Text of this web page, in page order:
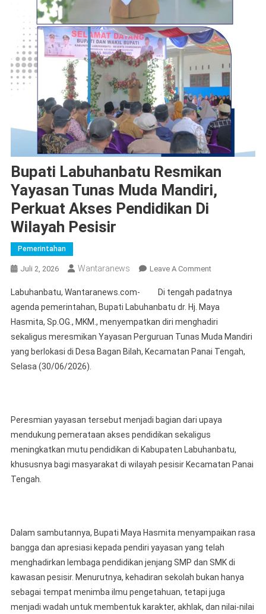
Bupati Labuhanbatu Resmikan
Yayasan Tunas Muda Mandiri,
Perkuat Akses Pendidikan Di
Wilayah Pesisir
Pemerintahan
Juli 2, 2026 Wantaranews Leave A CommentOn
Labuhanbatu
Resmikan
Yayasan
Tunas
Muda
Di
Pesisir
Labuhanbatu, Wantaranews.com- Di tengah padatnya
agenda pemerintahan, Bupati Labuhanbatu dr. Hj. Maya
Hasmita, Sp.OG., MKM., menyempatkan diri menghadiri
sekaligus meresmikan Yayasan Perguruan Tunas Muda Mandiri
yang berlokasi di Desa Bagan Bilah, Kecamatan Panai Tengah,
Selasa (30/06/2026).
Peresmian yayasan tersebut menjadi bagian dari upaya
mendukung pemerataan akses pendidikan sekaligus
meningkatkan mutu pendidikan di Kabupaten Labuhanbatu,
khususnya bagi masyarakat di wilayah pesisir Kecamatan Panai
Tengah.
Dalam sambutannya, Bupati Maya Hasmita menyampaikan rasa
bangga dan apresiasi kepada pendiri yayasan yang telah
menghadirkan lembaga pendidikan jenjang SMP dan SMK di
kawasan pesisir. Menurutnya, kehadiran sekolah bukan hanya
sebagai tempat menimba ilmu pengetahuan, tetapi juga
menjadi wadah untuk membentuk karakter, akhlak, dan nilai-nilai